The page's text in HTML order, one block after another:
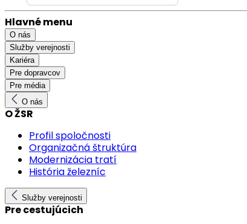
Hlavné menu
O nás
Služby verejnosti
Kariéra
Pre dopravcov
Pre média
O nás
O ŽSR
Profil spoločnosti
Organizačná štruktúra
Modernizácia tratí
História železníc
Služby verejnosti
Pre cestujúcich